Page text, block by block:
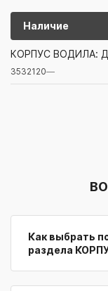
Наличие
Артикул/Бренд
3532120—
КОРПУС ВОДИЛА:
3532120—
Как выбрать
раздела